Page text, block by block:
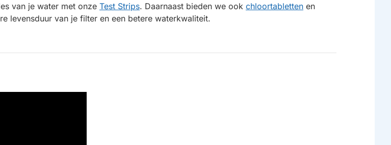
van je water met onze Test Strips. Daarnaast bieden we ook chloortabletten en
levensduur van je filter en een betere waterkwaliteit.